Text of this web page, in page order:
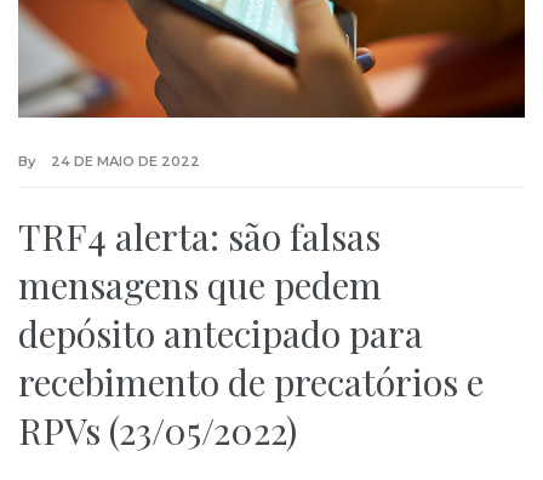
By 24 DE MAIO DE 2022
TRF4 alerta: são falsas
mensagens que pedem
depósito antecipado para
recebimento de precatórios e
RPVs (23/05/2022)